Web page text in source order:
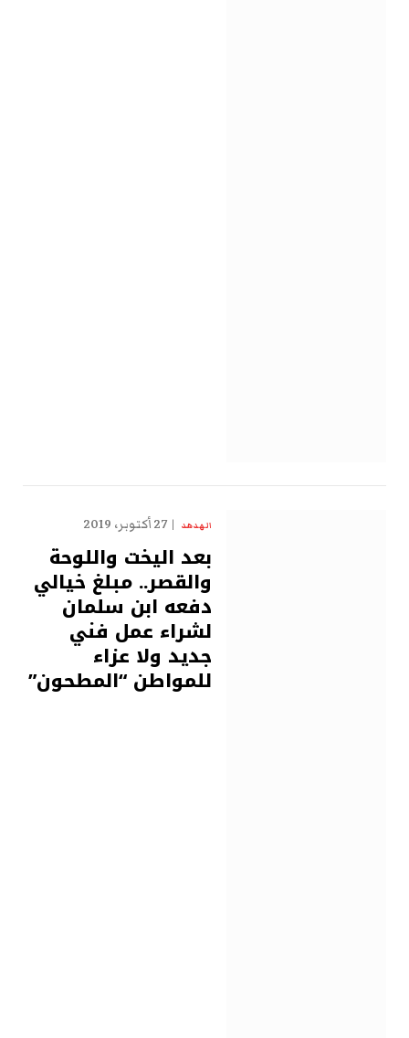
الهدهد 27 أكتوبر، 2019
بعد اليخت واللوحة
والقصر.. مبلغ خيالي
دفعه ابن سلمان
لشراء عمل فني
جديد ولا عزاء
للمواطن “المطحون”